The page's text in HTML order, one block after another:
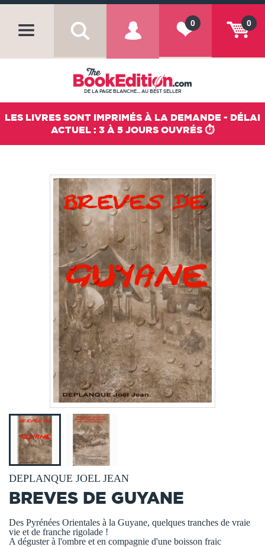
0
0
DE LA PAGE BLANCHE... AU BEST SELLER
LES LIVRES SONT IMPRIMÉS À LA DEMANDE - DÉLAI
ACTUEL : 3 À 5 JOURS OUVRÉS ⏱️
DEPLANQUE JOEL JEAN
BREVES DE GUYANE
Des Pyrénées Orientales à la Guyane, quelques tranches de vraie
vie et de franche rigolade !
A déguster à l'ombre et en compagnie d'une boisson fraic